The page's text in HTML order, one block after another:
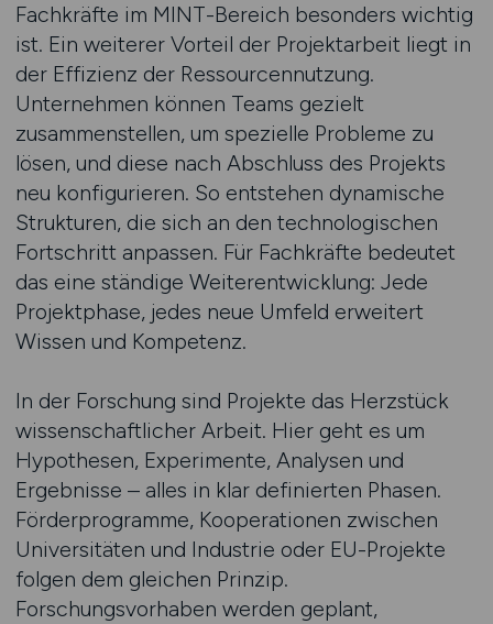
Fachkräfte im MINT-Bereich besonders wichtig
ist. Ein weiterer Vorteil der Projektarbeit liegt in
der Effizienz der Ressourcennutzung.
Unternehmen können Teams gezielt
zusammenstellen, um spezielle Probleme zu
lösen, und diese nach Abschluss des Projekts
neu konfigurieren. So entstehen dynamische
Strukturen, die sich an den technologischen
Fortschritt anpassen. Für Fachkräfte bedeutet
das eine ständige Weiterentwicklung: Jede
Projektphase, jedes neue Umfeld erweitert
Wissen und Kompetenz.
In der Forschung sind Projekte das Herzstück
wissenschaftlicher Arbeit. Hier geht es um
Hypothesen, Experimente, Analysen und
Ergebnisse – alles in klar definierten Phasen.
Förderprogramme, Kooperationen zwischen
Universitäten und Industrie oder EU-Projekte
folgen dem gleichen Prinzip.
Forschungsvorhaben werden geplant,